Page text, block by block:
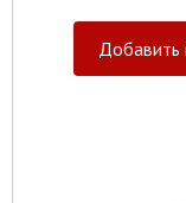
Добавить